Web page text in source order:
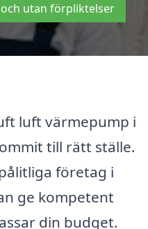
utan förpliktelser
luft värmepump i
till rätt ställe.
företag i
ge kompetent
din budget.